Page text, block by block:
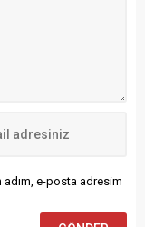
adım, e-posta adresim